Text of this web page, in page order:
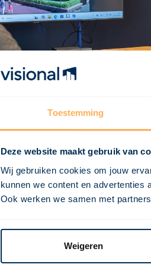
Toestemming
Deze website maakt gebruik van
Wij gebruiken cookies om jouw
kunnen we content en advertenties
Ook werken we samen met
Weigeren